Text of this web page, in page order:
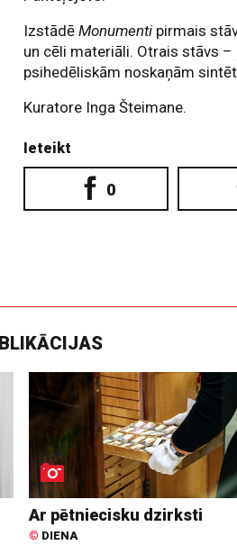
IzstādēMonumenti pirmais
un cēli materiāli. Otrais stāvs
psihedēliskām noskaņām
Kuratore Inga Šteimane.
Ieteikt
0
Ar pētniecisku dzirksti
© DIENA